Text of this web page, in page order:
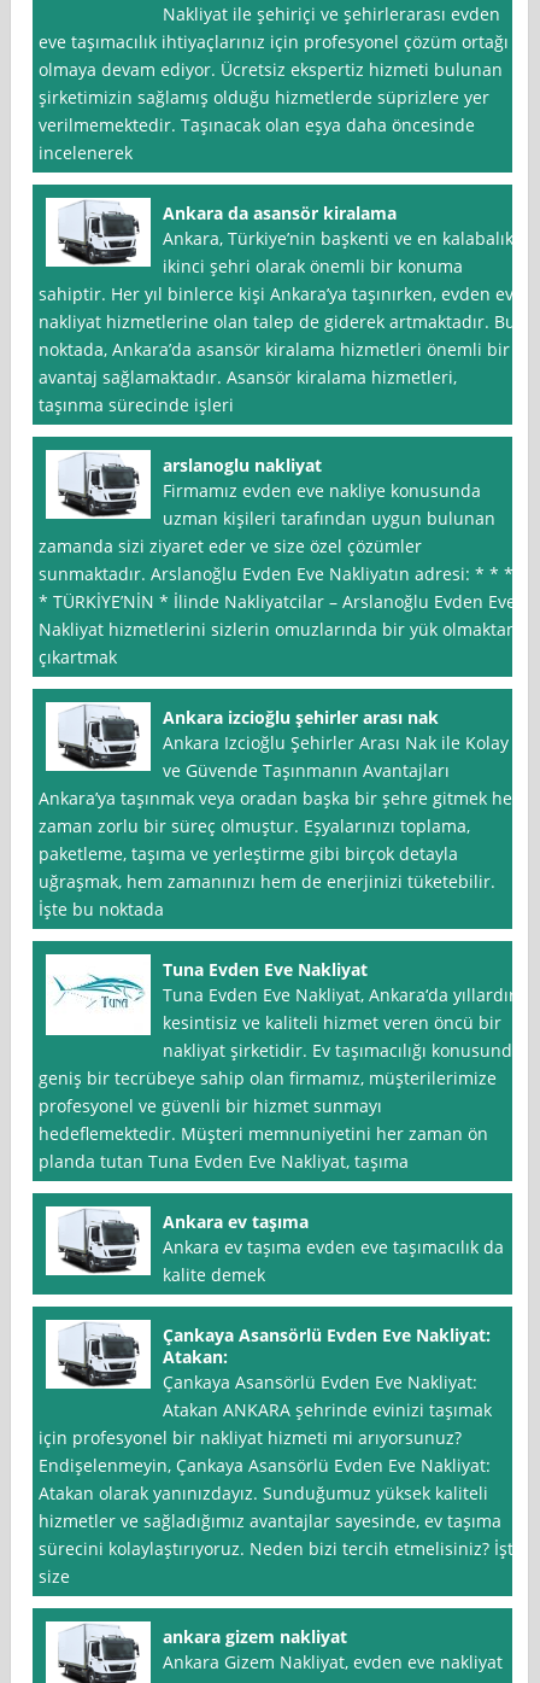
Nakliyat ile şehiriçi ve şehirlerarası evden
eve taşımacılık ihtiyaçlarınız için profesyonel çözüm ortağı
olmaya devam ediyor. Ücretsiz ekspertiz hizmeti bulunan
şirketimizin sağlamış olduğu hizmetlerde süprizlere yer
verilmemektedir. Taşınacak olan eşya daha öncesinde
incelenerek
Ankara da asansör kiralama
Ankara, Türkiye’nin başkenti ve en kalabalık
ikinci şehri olarak önemli bir konuma
sahiptir. Her yıl binlerce kişi Ankara’ya taşınırken, evden eve
nakliyat hizmetlerine olan talep de giderek artmaktadır. Bu
noktada, Ankara’da asansör kiralama hizmetleri önemli bir
avantaj sağlamaktadır. Asansör kiralama hizmetleri,
taşınma sürecinde işleri
arslanoglu nakliyat
Firmamız evden eve nakliye konusunda
uzman kişileri tarafından uygun bulunan
zamanda sizi ziyaret eder ve size özel çözümler
sunmaktadır. Arslanoğlu Evden Eve Nakliyatın adresi: * * *
* TÜRKİYE’NİN * İlinde Nakliyatcilar – Arslanoğlu Evden Eve
Nakliyat hizmetlerini sizlerin omuzlarında bir yük olmaktan
çıkartmak
Ankara izcioğlu şehirler arası nak
Ankara Izcioğlu Şehirler Arası Nak ile Kolay
ve Güvende Taşınmanın Avantajları
Ankara’ya taşınmak veya oradan başka bir şehre gitmek her
zaman zorlu bir süreç olmuştur. Eşyalarınızı toplama,
paketleme, taşıma ve yerleştirme gibi birçok detayla
uğraşmak, hem zamanınızı hem de enerjinizi tüketebilir.
İşte bu noktada
Tuna Evden Eve Nakliyat
Tuna Evden Eve Nakliyat, Ankara‘da yıllardır
kesintisiz ve kaliteli hizmet veren öncü bir
nakliyat şirketidir. Ev taşımacılığı konusunda
geniş bir tecrübeye sahip olan firmamız, müşterilerimize
profesyonel ve güvenli bir hizmet sunmayı
hedeflemektedir. Müşteri memnuniyetini her zaman ön
planda tutan Tuna Evden Eve Nakliyat, taşıma
Ankara ev taşıma
Ankara ev taşıma evden eve taşımacılık da
kalite demek
Çankaya Asansörlü Evden Eve Nakliyat:
Atakan:
Çankaya Asansörlü Evden Eve Nakliyat:
Atakan ANKARA şehrinde evinizi taşımak
için profesyonel bir nakliyat hizmeti mi arıyorsunuz?
Endişelenmeyin, Çankaya Asansörlü Evden Eve Nakliyat:
Atakan olarak yanınızdayız. Sunduğumuz yüksek kaliteli
hizmetler ve sağladığımız avantajlar sayesinde, ev taşıma
sürecini kolaylaştırıyoruz. Neden bizi tercih etmelisiniz? İşte
size
ankara gizem nakliyat
Ankara Gizem Nakliyat, evden eve nakliyat